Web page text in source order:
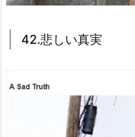
42.悲しい真実